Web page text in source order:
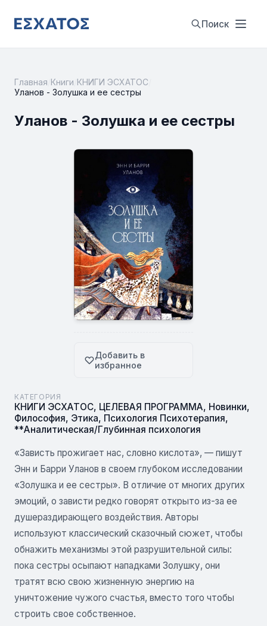
Поиск
Главная Книги КНИГИ ЭСХАТОС
Уланов - Золушка и ее сестры
Уланов - Золушка и ее сестры
Добавить в
избранное
КАТЕГОРИЯ
КНИГИ ЭСХАТОС, ЦЕЛЕВАЯ ПРОГРАММА, Новинки,
Философия, Этика, Психология Психотерапия,
**Аналитическая/Глубинная психология
«Зависть прожигает нас, словно кислота», — пишут
Энн и Барри Уланов в своем глубоком исследовании
«Золушка и ее сестры». В отличие от многих других
эмоций, о зависти редко говорят открыто из-за ее
душераздирающего воздействия. Авторы
используют классический сказочный сюжет, чтобы
обнажить механизмы этой разрушительной силы:
пока сестры осыпают нападками Золушку, они
тратят всю свою жизненную энергию на
уничтожение чужого счастья, вместо того чтобы
строить свое собственное.